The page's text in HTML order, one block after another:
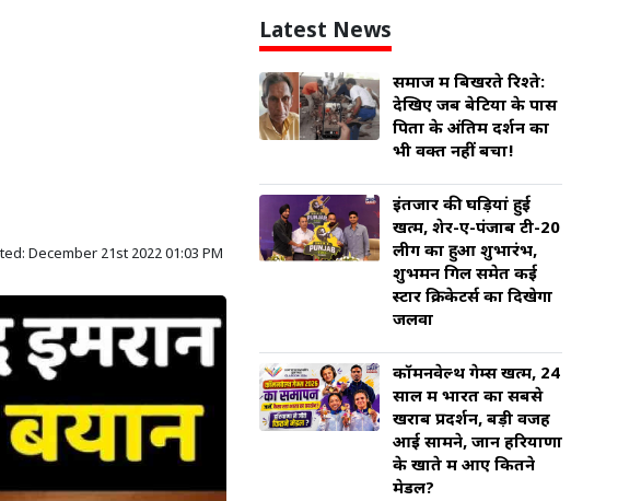
December 21st 2022 01:03 PM
Latest News
समाज में बिखरते रिश्ते:
देखिए जब बेटियों के पास
पिता के अंतिम दर्शन का
भी वक्त नहीं बचा!
इंतजार की घड़ियां हुई
खत्म, शेर-ए-पंजाब टी-20
लीग का हुआ शुभारंभ,
शुभमन गिल समेत कई
स्टार क्रिकेटर्स का दिखेगा
जलवा
कॉमनवेल्थ गेम्स खत्म, 24
साल में भारत का सबसे
खराब प्रदर्शन, बड़ी वजह
आई सामने, जानें हरियाणा
के खाते में आए कितने
मेडल?